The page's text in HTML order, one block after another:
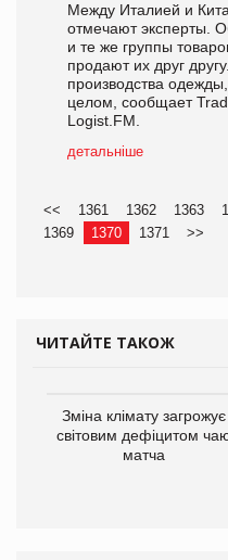
Между Италией и
отмечают эксперты.
и те же группы
продают их друг
производства
целом, сообщает
Logist.FM.
детальніше
<< 1361 1362 1363
1369
1370 1371 >>
ЧИТАЙТЕ ТАКОЖ
Зміна клімату загрожує
світовим дефіцитом
матча